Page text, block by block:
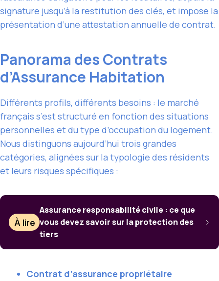
signature jusqu’à la restitution des clés, et impose la
présentation d’une attestation annuelle de contrat.
Panorama des Contrats
d’Assurance Habitation
Différents profils, différents besoins : le marché
français s’est structuré en fonction des situations
personnelles et du type d’occupation du logement.
Nous distinguons aujourd’hui trois grandes
catégories, alignées sur la typologie des résidents
et leurs risques spécifiques :
À lire
Assurance responsabilité civile : ce que
vous devez savoir sur la protection des
tiers
Contrat d’assurance propriétaire